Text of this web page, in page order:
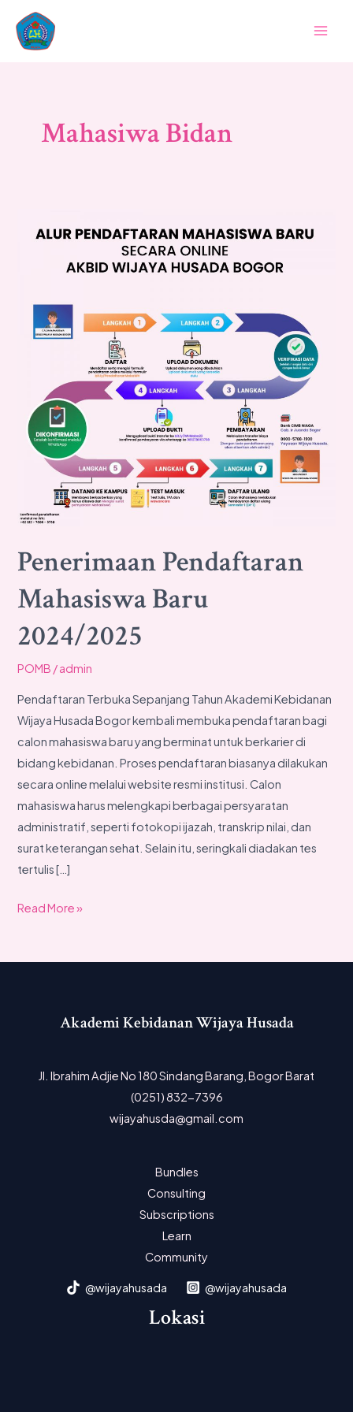
Lewati
konten
Mahasiwa Bidan
Penerimaan Pendaftaran
Mahasiswa Baru
2024/2025
POMB /admin
Pendaftaran Terbuka Sepanjang Tahun Akademi Kebidanan
Wijaya Husada Bogor kembali membuka pendaftaran bagi
calon mahasiswa baru yang berminat untuk berkarier di
bidang kebidanan. Proses pendaftaran biasanya dilakukan
secara online melalui website resmi institusi. Calon
mahasiswa harus melengkapi berbagai persyaratan
administratif, seperti fotokopi ijazah, transkrip nilai, dan
surat keterangan sehat. Selain itu, seringkali diadakan tes
tertulis […]
Pendaftaran
Mahasiswa
2024/2025
Read More »
Akademi Kebidanan Wijaya Husada
Jl. Ibrahim Adjie No 180 Sindang Barang, Bogor Barat
(0251) 832-7396
wijayahusda@gmail.com
Bundles
Consulting
Subscriptions
Learn
Community
@wijayahusada @wijayahusada
Lokasi